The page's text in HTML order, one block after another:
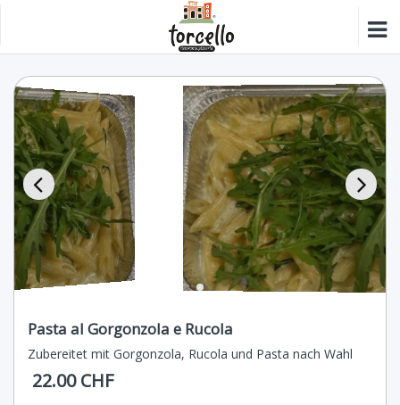
Pasta al Gorgonzola e Rucola
Zubereitet mit Gorgonzola, Rucola und Pasta nach Wahl
22.00 CHF